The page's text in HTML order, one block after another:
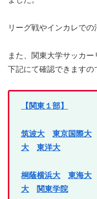
リーグ戦やインカレでの
また、関東大学サッカ
下記にて確認できますの
【関東１部】
筑波大 東京国際大
大
東洋大
桐蔭横浜大 東海大
大
関東学院